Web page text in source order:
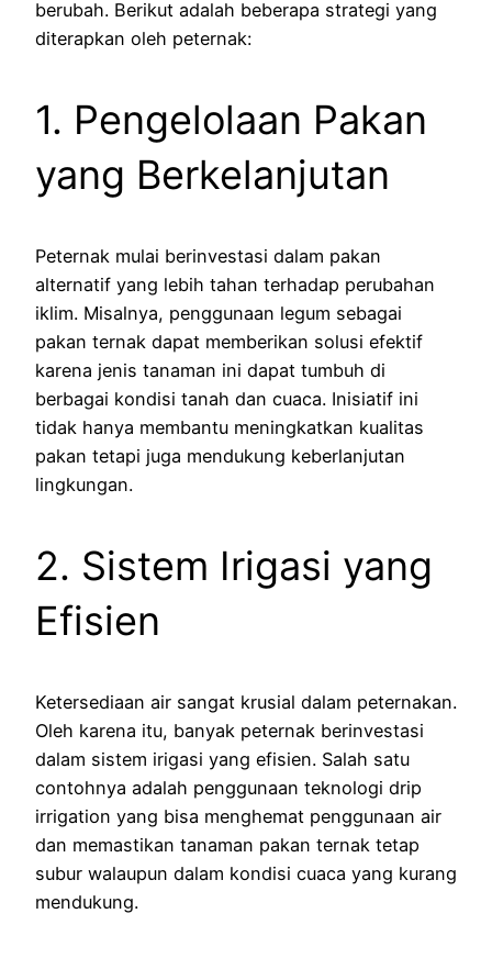
berubah. Berikut adalah beberapa strategi yang
diterapkan oleh peternak:
1. Pengelolaan Pakan
yang Berkelanjutan
Peternak mulai berinvestasi dalam pakan
alternatif yang lebih tahan terhadap perubahan
iklim. Misalnya, penggunaan legum sebagai
pakan ternak dapat memberikan solusi efektif
karena jenis tanaman ini dapat tumbuh di
berbagai kondisi tanah dan cuaca. Inisiatif ini
tidak hanya membantu meningkatkan kualitas
pakan tetapi juga mendukung keberlanjutan
lingkungan.
2. Sistem Irigasi yang
Efisien
Ketersediaan air sangat krusial dalam peternakan.
Oleh karena itu, banyak peternak berinvestasi
dalam sistem irigasi yang efisien. Salah satu
contohnya adalah penggunaan teknologi drip
irrigation yang bisa menghemat penggunaan air
dan memastikan tanaman pakan ternak tetap
subur walaupun dalam kondisi cuaca yang kurang
mendukung.